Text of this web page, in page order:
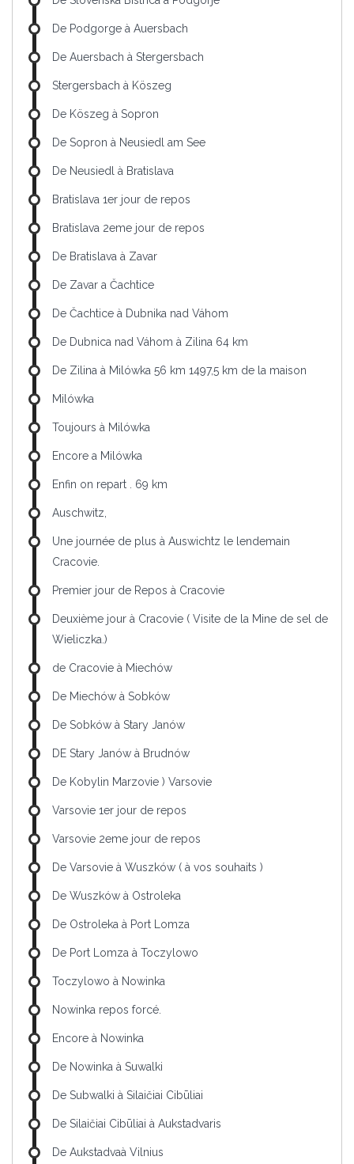
De Podgorge à Auersbach
De Auersbach à Stergersbach
Stergersbach à Köszeg
De Köszeg à Sopron
De Sopron à Neusiedl am See
De Neusiedl à Bratislava
Bratislava 1er jour de repos
Bratislava 2eme jour de repos
De Bratislava à Zavar
De Zavar a Čachtice
De Čachtice à Dubnika nad Váhom
De Dubnica nad Váhom à Zilina 64 km
De Zilina à Milówka 56 km 1497,5 km de la maison
Milówka
Toujours à Milówka
Encore a Milówka
Enfin on repart . 69 km
Auschwitz,
Une journée de plus à Auswichtz le lendemain
Cracovie.
Premier jour de Repos à Cracovie
Deuxième jour à Cracovie ( Visite de la Mine de sel de
Wieliczka.)
de Cracovie à Miechów
De Miechów à Sobków
De Sobków à Stary Janów
DE Stary Janów à Brudnów
De Kobylin Marzovie ) Varsovie
Varsovie 1er jour de repos
Varsovie 2eme jour de repos
De Varsovie à Wuszków ( à vos souhaits )
De Wuszków à Ostroleka
De Ostroleka à Port Lomza
De Port Lomza à Toczylowo
Toczylowo à Nowinka
Nowinka repos forcé.
Encore à Nowinka
De Nowinka à Suwalki
De Subwalki à Silaičiai Cibūliai
De Silaičiai Cibūliai à Aukstadvaris
De Aukstadvaà Vilnius